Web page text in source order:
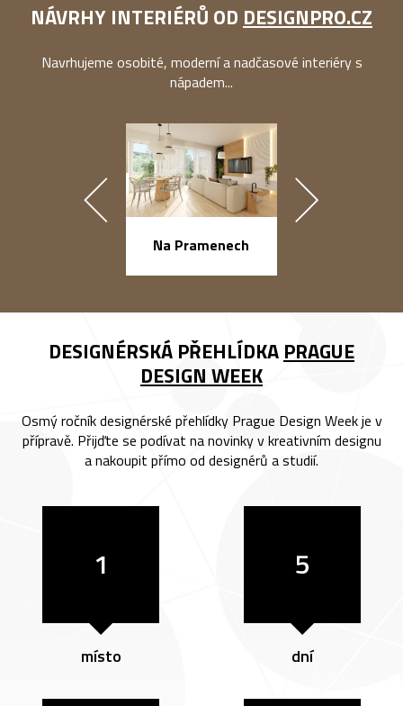
NÁVRHY INTERIÉRŮ OD DESIGNPRO.CZ
Navrhujeme osobité, moderní a nadčasové interiéry s
nápadem...
Na Pramenech
DESIGNÉRSKÁ PŘEHLÍDKA PRAGUE
DESIGN WEEK
Osmý ročník designérské přehlídky Prague Design Week je v
přípravě. Přijďte se podívat na novinky v kreativním designu
a nakoupit přímo od designérů a studií.
1
místo
5
dní